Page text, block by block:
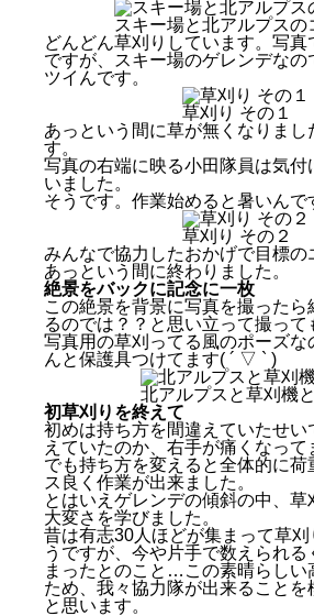
スキー場と北アルプスの
どんどん草刈りしています。写真
ですが、スキー場のゲレンデなの
ツイんです。
草刈り その１
あっという間に草が無くなりまし
す。
写真の右端に映る小田隊員は気付
いました。
そうです。作業始めると暑いんで
草刈り その２
みんなで協力したおかげで目標の
あっという間に終わりました。
絶景をバックに記念に一枚
この絶景を背景に写真を撮った
るのでは？？と思い立って撮って
写真用の草刈ってる風のポーズな
んと保護具つけてます( ´ ▽ ` )
北アルプスと草刈機
初草刈りを終えて
初めは持ち方を間違えていたせい
えていたのか、右手が痛くなって
でも持ち方を変えると全体的に荷
ス良く作業が出来ました。
とはいえゲレンデの傾斜の中、
大変さを学びました。
昔は有志30人ほどが集まって草
うですが、今や片手で数えられる
まったとのこと…この素晴らしい
ため、我々協力隊が出来ることを
と思います。
峰の原高原へ草刈り
朝の打ち合わせにて初顔合わせ
いざ、草刈り開始！
絶景をバックに記念に一枚
初草刈りを終えて